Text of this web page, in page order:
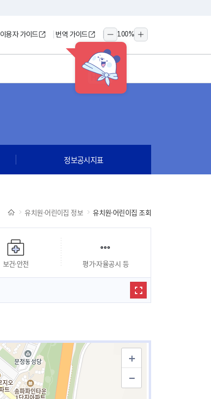
HINT
이용자 가이드 번역 가이드
축소
100%
확대
정보공시지표
유치원·어린이집 정보 유치원·어린이집 조회
보건·안전 평가·자율공시 등